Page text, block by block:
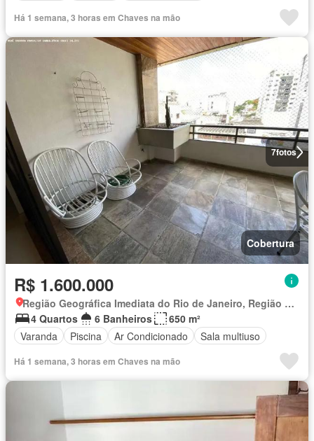
Há 1 semana, 3 horas em Chaves na mão
7fotos
Cobertura
R$ 1.600.000
Região Geográfica Imediata do Rio de Janeiro, Região Metropolitana do Rio de Janeiro
4 Quartos
6 Banheiros
650 m²
Varanda
Piscina Ar Condicionado Sala multiuso
Há 1 semana, 3 horas em Chaves na mão